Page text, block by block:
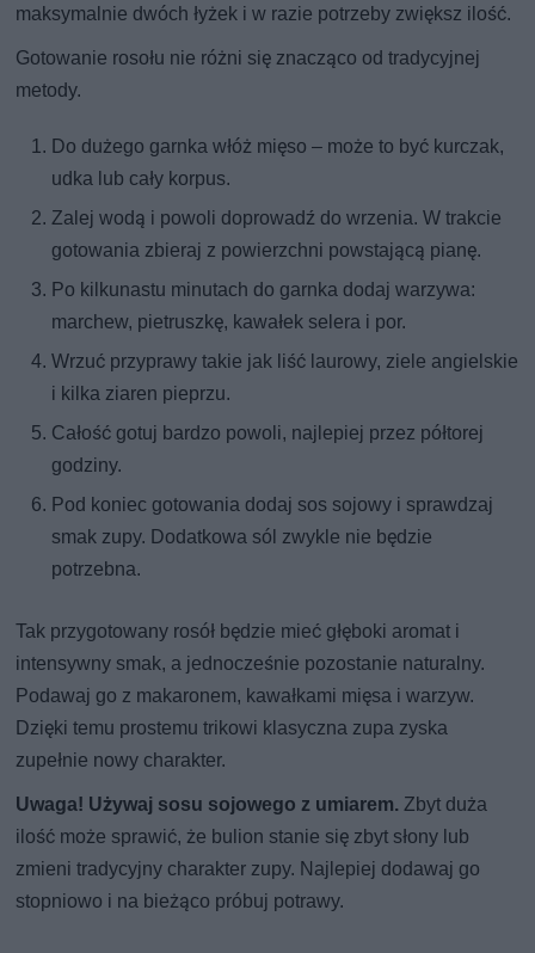
maksymalnie dwóch łyżek i w razie potrzeby zwiększ ilość.
Gotowanie rosołu nie różni się znacząco od tradycyjnej
metody.
Do dużego garnka włóż mięso – może to być kurczak,
udka lub cały korpus.
Zalej wodą i powoli doprowadź do wrzenia. W trakcie
gotowania zbieraj z powierzchni powstającą pianę.
Po kilkunastu minutach do garnka dodaj warzywa:
marchew, pietruszkę, kawałek selera i por.
Wrzuć przyprawy takie jak liść laurowy, ziele angielskie
i kilka ziaren pieprzu.
Całość gotuj bardzo powoli, najlepiej przez półtorej
godziny.
Pod koniec gotowania dodaj sos sojowy i sprawdzaj
smak zupy. Dodatkowa sól zwykle nie będzie
potrzebna.
Tak przygotowany rosół będzie mieć głęboki aromat i
intensywny smak, a jednocześnie pozostanie naturalny.
Podawaj go z makaronem, kawałkami mięsa i warzyw.
Dzięki temu prostemu trikowi klasyczna zupa zyska
zupełnie nowy charakter.
Uwaga! Używaj sosu sojowego z umiarem. Zbyt duża
ilość może sprawić, że bulion stanie się zbyt słony lub
zmieni tradycyjny charakter zupy. Najlepiej dodawaj go
stopniowo i na bieżąco próbuj potrawy.